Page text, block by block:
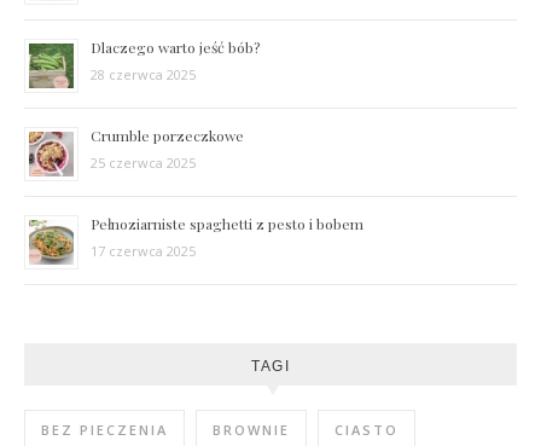
Dlaczego warto jeść bób?
28 czerwca 2025
Crumble porzeczkowe
25 czerwca 2025
Pełnoziarniste spaghetti z pesto i bobem
17 czerwca 2025
TAGI
BEZ PIECZENIA BROWNIE CIASTO